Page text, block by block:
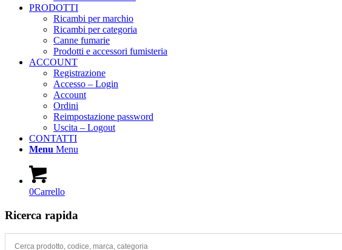
PRODOTTI
Ricambi per marchio
Ricambi per categoria
Canne fumarie
Prodotti e accessori fumisteria
ACCOUNT
Registrazione
Accesso – Login
Account
Ordini
Reimpostazione password
Uscita – Logout
CONTATTI
Menu Menu
0Carrello
Ricerca rapida